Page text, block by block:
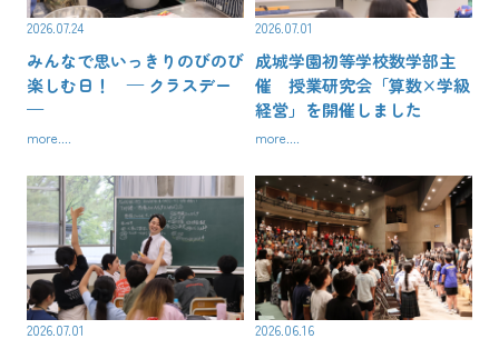
2026.07.24
みんなで思いっきりのびのび
楽しむ日！ — クラスデー
—
more....
2026.07.01
成城学園初等学校数学部主
催 授業研究会「算数×学級
経営」を開催しました
more....
2026.07.01 2026.06.16